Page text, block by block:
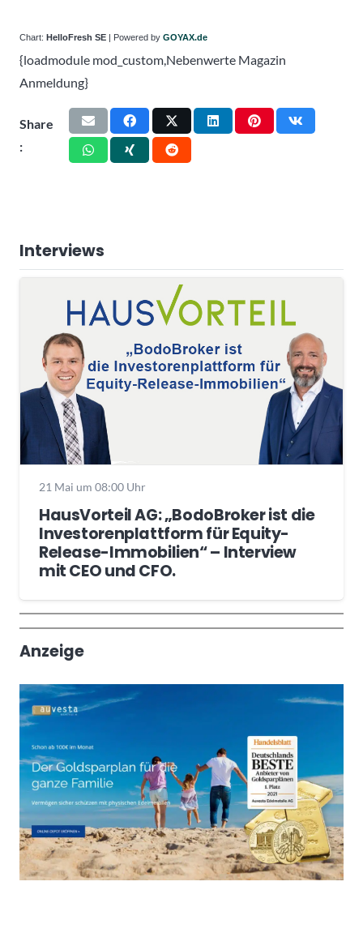
Chart: HelloFresh SE | Powered by GOYAX.de
{loadmodule mod_custom,Nebenwerte Magazin
Anmeldung}
Share
:
Interviews
21 Mai um 08:00 Uhr
HausVorteil AG: „BodoBroker ist die
Investorenplattform für Equity-
Release-Immobilien“ – Interview
mit CEO und CFO.
Wochenrückblick
Trendthemen
Anzeige